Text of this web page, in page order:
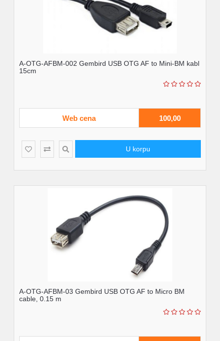
A-OTG-AFBM-002 Gembird USB OTG AF to Mini-BM kabl
15cm
Web cena 100,00
U korpu
A-OTG-AFBM-03 Gembird USB OTG AF to Micro BM
cable, 0.15 m